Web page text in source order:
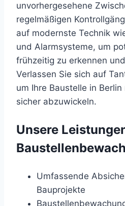
unvorhergesehene
regelmäßigen
auf modernste Technik
und Alarmsysteme, um
frühzeitig zu erkennen
Verlassen Sie sich auf
um Ihre Baustelle in
sicher abzuwickeln.
Unsere
Umfassende
Bauprojekte